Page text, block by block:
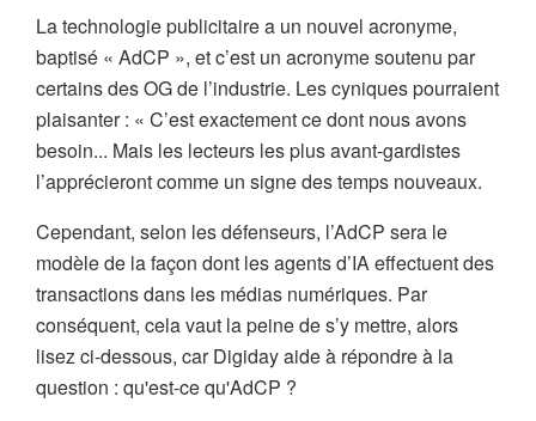
La technologie publicitaire a un nouvel acronyme,
baptisé « AdCP », et c’est un acronyme soutenu par
certains des OG de l’industrie. Les cyniques pourraient
plaisanter : « C’est exactement ce dont nous avons
besoin... Mais les lecteurs les plus avant-gardistes
l’apprécieront comme un signe des temps nouveaux.
Cependant, selon les défenseurs, l’AdCP sera le
modèle de la façon dont les agents d’IA effectuent des
transactions dans les médias numériques. Par
conséquent, cela vaut la peine de s’y mettre, alors
lisez ci-dessous, car Digiday aide à répondre à la
question : qu'est-ce qu'AdCP ?